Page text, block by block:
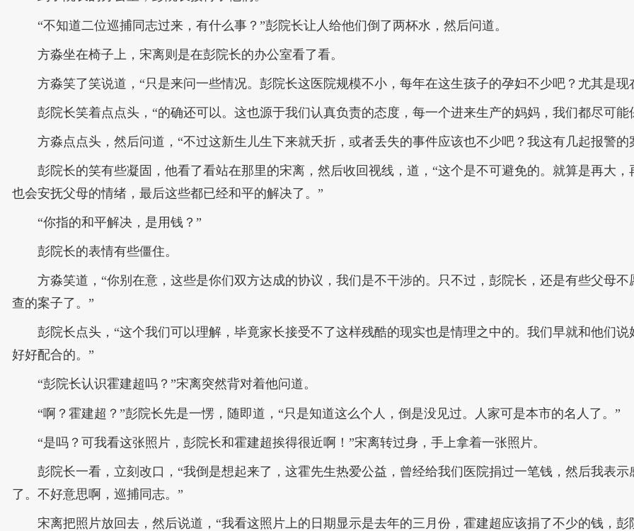
“不知道二位巡捕同志过来，有什么事？”彭院长让人给他们倒了两杯水，然后问道。
方淼坐在椅子上，宋离则是在彭院长的办公室看了看。
方淼笑了笑说道，“只是来问一些情况。彭院长这医院规模不小，每年在这生孩子的孕妇不少吧？尤其是现
彭院长笑着点点头，“的确还可以。这也源于我们认真负责的态度，每一个进来生产的妈妈，我们都尽可
方淼点点头，然后问道，“不过这新生儿生下来就夭折，或者丢失的事件应该也不少吧？我这有几起报警
彭院长的笑有些凝固，他看了看站在那里的宋离，然后收回视线，道，“这个是不可避免的。就算是再大
也会安抚父母的情绪，最后这些都已经和平的解决了。”
“你指的和平解决，是用钱？”
彭院长的表情有些僵住。
方淼笑道，“你别在意，这些是你们双方达成的协议，我们是不干涉的。只不过，彭院长，还是有些父母
查的案子了。”
彭院长点头，“这个我们可以理解，毕竟家长接受不了这样残酷的现实也是情理之中的。我们早就和他们
好好配合的。”
“彭院长认识霍建超吗？”宋离突然背对着他问道。
“啊？霍建超？”彭院长先是一愣，随即道，“只是知道这么个人，倒是没见过。人家可是本市的名人了。”
“是吗？可我看这张照片，彭院长和霍建超挨得很近啊！”宋离转过身，手上拿着一张照片。
彭院长一看，立刻改口，“我倒是想起来了，这霍先生热爱公益，曾经给我们医院捐过一笔钱，然后我表
了。不好意思啊，巡捕同志。”
宋离把照片放回去，然后说道，“我看这照片上的日期显示是去年的三月份，霍建超应该捐了不少的钱，